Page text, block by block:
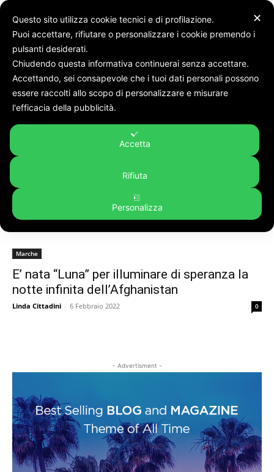
Emma Ratti
Tag:Emma Ratti
Marche
E’ nata “Luna” per illuminare di speranza la
notte infinita dell’Afghanistan
Linda Cittadini - 6 Febbraio 2022 0
- Advertisment -
✕
Questo sito utilizza cookie tecnici e di profilazione.
Puoi accettare, rifiutare o personalizzare i cookie premendo i
pulsanti desiderati.
Chiudendo questa informativa continuerai senza accettare.
Accettando, sei consapevole che i tuoi dati personali possono
essere raccolti allo scopo di personalizzare e misurare
l'efficacia della pubblicità.
Accetta
Rifiuta
Personalizza